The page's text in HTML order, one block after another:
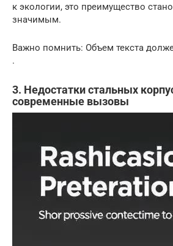
к экологии, это преимущество
значимым.
Важно помнить: Объем текста
.
3. Недостатки стальных
современные вызовы